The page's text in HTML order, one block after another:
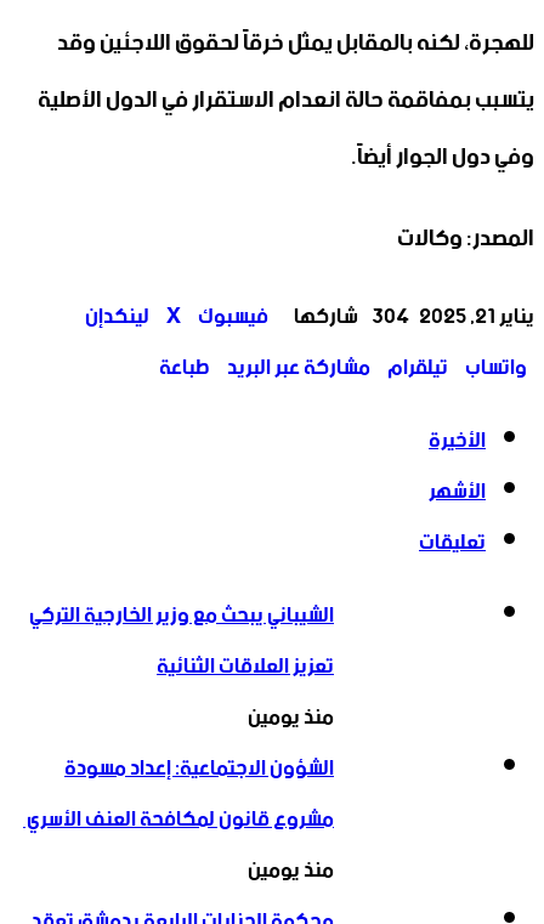
للهجرة، لكنه بالمقابل يمثل خرقاً لحقوق اللاجئين وقد
يتسبب بمفاقمة حالة انعدام الاستقرار في الدول الأصلية
وفي دول الجوار أيضاً.
المصدر: وكالات
يناير 21, 2025 304 فيسبوك
‫X
لينكدإن
واتساب
تيلقرام
شاركها فيسبوك ‫X لينكدإن
واتساب تيلقرام مشاركة عبر البريد طباعة
الأخيرة
الأشهر
تعليقات
الشيباني يبحث مع وزير الخارجية التركي
تعزيز العلاقات الثنائية
منذ يومين
الشؤون الاجتماعية: إعداد مسودة
مشروع قانون لمكافحة العنف الأسري ‏
منذ يومين